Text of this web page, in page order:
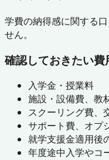
学費の納得感に関する
せん。
確認しておきたい費
入学金・授業料
施設・設備費、教
スクーリング費、
サポート費、オプ
就学支援金適用後
年度途中入学やコ